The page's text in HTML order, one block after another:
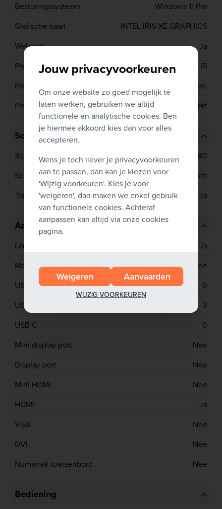
Besturingssysteem
Windows 11 Pro
Grafische kaart
INTEL IRIS XE GRAPHICS
Webcam
Ja
Processor type
CORE i5
Processor generatie
11de gen.
Processor
1135G7 2.4 GHz
Scherm
Schermresolutie
1920x1080
Schermgrootte
15.6 inch
Touchscreen
Ja
Aansluitingen
Lan poort
Ja
Mobiel netwerk
Nee
USB 2
0
USB 3
3
USB C
0
Mini display port
Nee
Display port
Nee
Mini HDMI
Nee
HDMI
Ja
VGA
Nee
DVI
Nee
Numeriek toetsenbord
Nee
Bediening
Jouw privacyvoorkeuren
Om onze website zo goed mogelijk te
laten werken, gebruiken we altijd
functionele en analytische cookies. Ben
je hiermee akkoord kies dan voor alles
accepteren.
Wens je toch liever je privacyvoorkeuren
aan te passen, dan kan je kiezen voor
'Wijzig voorkeuren'. Kies je voor
'weigeren', dan maken we enkel gebruik
van functionele cookies. Achteraf
aanpassen kan altijd via onze cookies
pagina.
Weigeren Aanvaarden
WIJZIG VOORKEUREN